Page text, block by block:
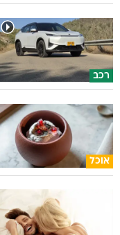
רכב
אוכל